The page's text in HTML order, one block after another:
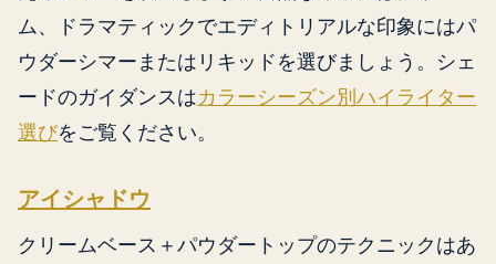
ム、ドラマティックでエディトリアルな印象にはパ
ウダーシマーまたはリキッドを選びましょう。シェ
ードのガイダンスはカラーシーズン別ハイライター
選びをご覧ください。
アイシャドウ
クリームベース＋パウダートップのテクニックはあ